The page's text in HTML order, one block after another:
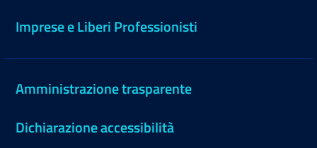
Imprese e Liberi Professionisti
Amministrazione trasparente
Dichiarazione accessibilità